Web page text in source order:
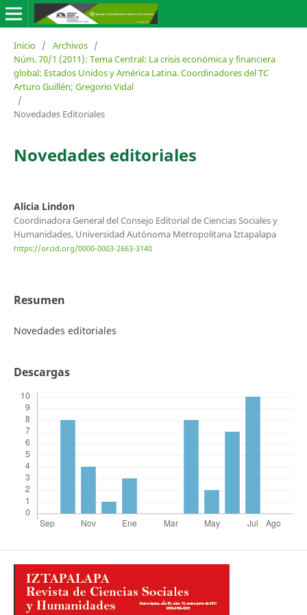
Inicio / Archivos /
Núm. 70/1 (2011): Tema Central: La crisis económica y financiera
global: Estados Unidos y América Latina. Coordinadores del TC
Arturo Guillén; Gregorio Vidal
/
Novedades Editoriales
Novedades editoriales
Alicia Lindon
Coordinadora General del Consejo Editorial de Ciencias Sociales y
Humanidades, Universidad Autónoma Metropolitana Iztapalapa
https://orcid.org/0000-0003-2663-3140
Resumen
Novedades editoriales
Descargas